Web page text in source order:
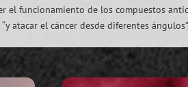
el funcionamiento de los compuestos
atacar el cáncer desde diferentes